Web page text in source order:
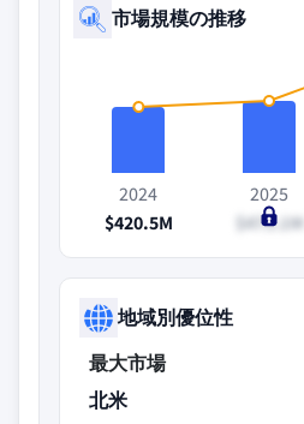
市場規模の推移
2024
$420.5M
2025
$473.1M
地域別優位性
最大市場
北米